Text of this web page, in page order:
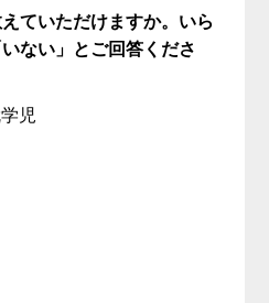
ていただけますか。いら
ない」とご回答くださ
児